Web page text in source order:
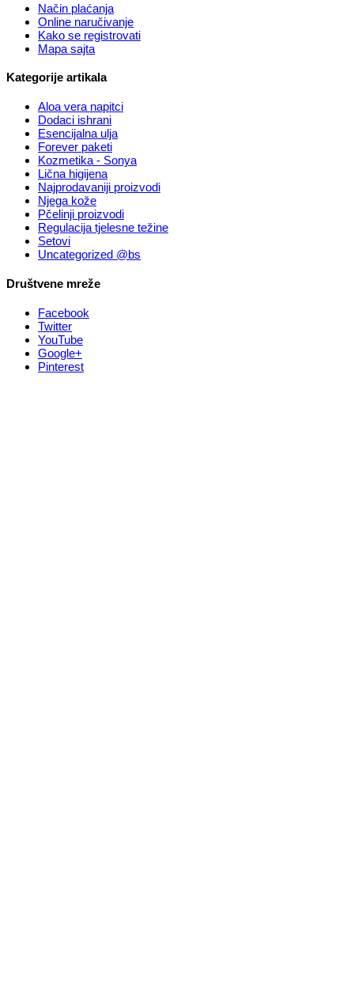
Način plaćanja
Online naručivanje
Kako se registrovati
Mapa sajta
Kategorije artikala
Aloa vera napitci
Dodaci ishrani
Esencijalna ulja
Forever paketi
Kozmetika - Sonya
Lična higijena
Najprodavaniji proizvodi
Njega kože
Pčelinji proizvodi
Regulacija tjelesne težine
Setovi
Uncategorized @bs
Društvene mreže
Facebook
Twitter
YouTube
Google+
Pinterest